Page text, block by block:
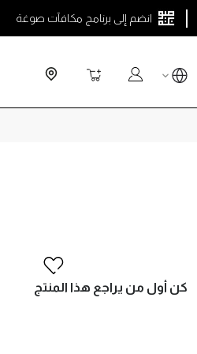
انضم إلى برنامج مكافآت صوغة
سلة التسوق
كن أول من يراجع هذا المنتج